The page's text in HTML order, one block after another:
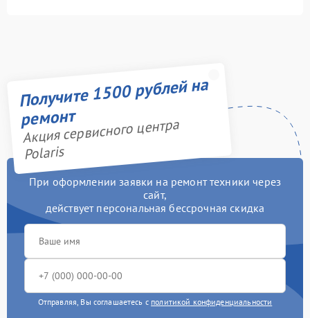
Получите 1500 рублей на
ремонт
Акция сервисного центра
Polaris
При оформлении заявки на ремонт техники через
сайт,
действует персональная бессрочная скидка
Отправляя, Вы соглашаетесь с политикой конфиденциальности